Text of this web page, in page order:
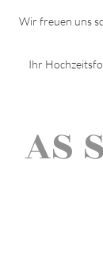
Wir freuen uns
Ihr
AS